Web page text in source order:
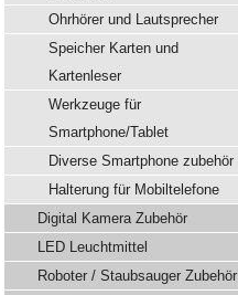
Ohrhörer und Lautsprecher
Speicher Karten und
Kartenleser
Werkzeuge für
Smartphone/Tablet
Diverse Smartphone zubehör
Halterung für Mobiltelefone
Digital Kamera Zubehör
LED Leuchtmittel
Roboter / Staubsauger Zubehör